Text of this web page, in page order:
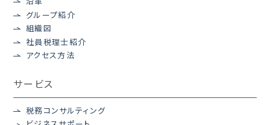
グループ紹介
組織図
社員税理士紹介
アクセス方法
サービス
税務コンサルティング